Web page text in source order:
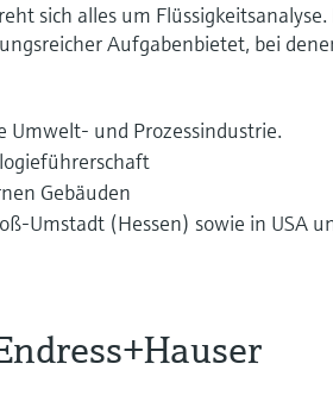
sich alles um Flüssigkeitsanalyse.
Aufgabenbietet, bei
und Prozessindustrie.
Gebäuden
Umstadt (Hessen) sowie in USA